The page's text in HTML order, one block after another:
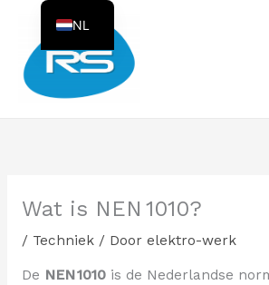
inhoud
Wat is NEN 1010?
/ Techniek/ Door elektro-werk
De NEN 1010is de Nederlandse
NL
EN